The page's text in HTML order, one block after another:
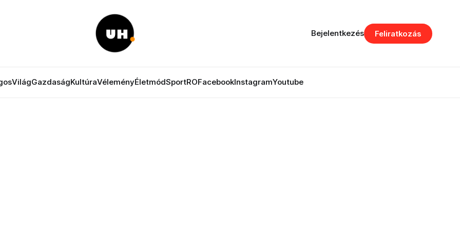
VilágGazdaságKultúraVéleményÉletmódSportROFacebookInstagramYoutube
Bejelentkezés Feliratkozás